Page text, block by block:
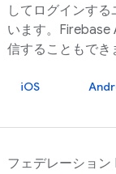
してログインす
います。 Firebase
信することもでき
iOS
フェデレーション